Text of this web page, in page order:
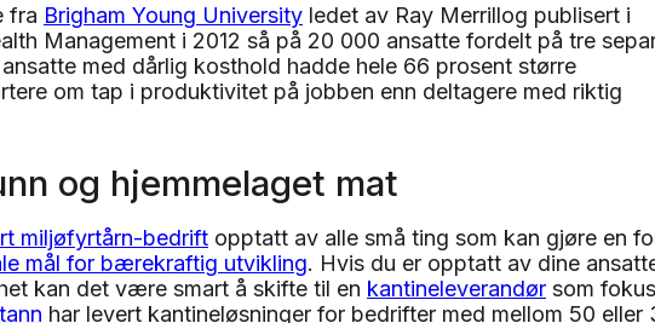
fra Brigham Young University ledet av Ray Merrillog publisert i
Management i 2012 så på 20 000 ansatte fordelt på tre
med dårlig kosthold hadde hele 66 prosent større
om tap i produktivitet på jobben enn deltagere med riktig
og hjemmelaget mat
miljøfyrtårn-bedrift opptatt av alle små ting som kan gjøre en
mål for bærekraftig utvikling. Hvis du er opptatt av dine
kan det være smart å skifte til en kantineleverandør som
har levert kantineløsninger for bedrifter med mellom 50 eller